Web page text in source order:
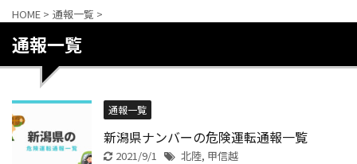
HOME > 通報一覧 >
通報一覧
通報一覧
新潟県ナンバーの危険運転通報一覧
2021/9/1 北陸, 甲信越